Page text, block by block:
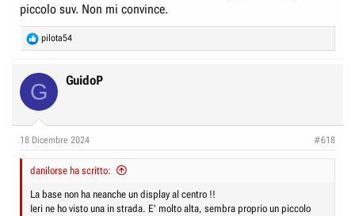
piccolo suv. Non mi convince.
R
e
t
s
pilota54
G GuidoP
18 Dicembre 2024 #618
danilorse ha scritto:
La base non ha neanche un display al centro !!
Ieri ne ho visto una in strada. E' molto alta, sembra proprio un piccolo